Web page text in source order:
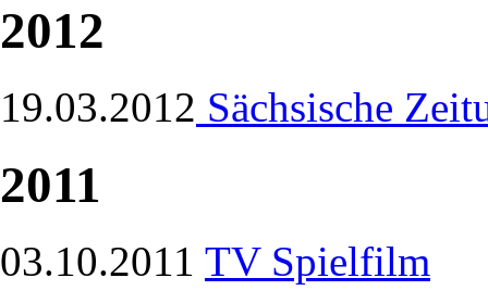
2012
19.03.2012 Sächsische
2011
03.10.2011 TV Spielfilm